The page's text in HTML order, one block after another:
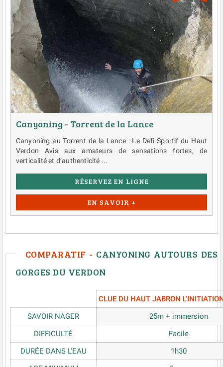
Canyoning - Torrent de la Lance
Canyoning au Torrent de la Lance : Le Défi Sportif du Haut
Verdon Avis aux amateurs de sensations fortes, de
verticalité et d’authenticité ...
RÉSERVEZ EN LIGNE
EN SAVOIR +
COMPARATIF - CANYONING AUTOURS DES
GORGES DU VERDON
CLUE DU HAUT JABRON
SAVOIR NAGER
25m + immersion
DIFFICULTÉ
Facile
DURÉE DANS L'EAU
1h30